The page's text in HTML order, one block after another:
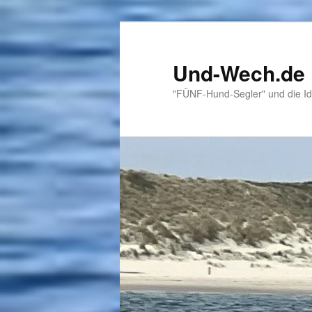
primären
springen
Und-Wech.de
"FÜNF-Hund-Segler" und die